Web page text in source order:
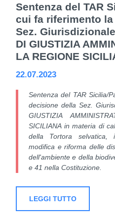
Sentenza del TAR
cui fa riferimento
Sez.
DI GIUSTIZIA
LA REGIONE
22.07.2023
Sentenza del TAR Sicilia/
decisione della Sez.
GIUSTIZIA
SICILIANA in materia di
della Tortora selvatica,
modifica e riforma delle
dell'ambiente e della
e 41 nella Costituzione.
LEGGI TUTTO